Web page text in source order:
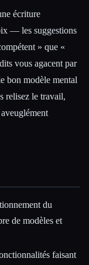
écriture
— les suggestions
» que «
vous agacent par
bon modèle mental
relisez le travail,
du
de modèles et
faisant